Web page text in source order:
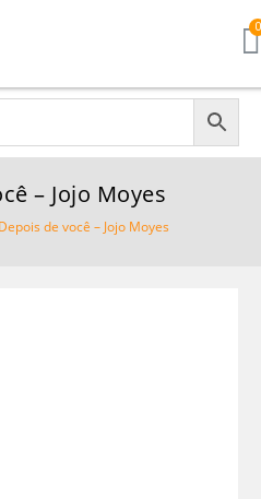
– Jojo Moyes
Depois de você – Jojo Moyes